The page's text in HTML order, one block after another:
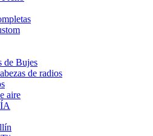
de Bujes
de radios
aire